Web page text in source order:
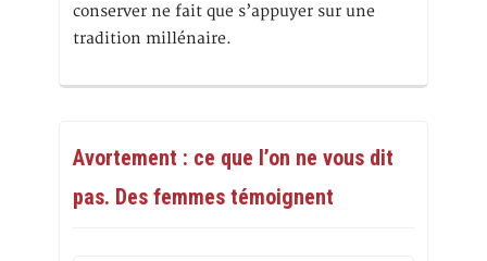
conserver ne fait que s’appuyer sur une
tradition millénaire.
Avortement : ce que l’on ne vous dit
pas. Des femmes témoignent